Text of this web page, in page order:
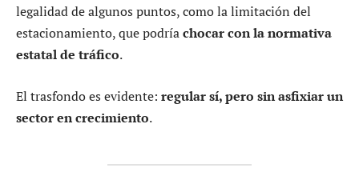
legalidad de algunos puntos, como la limitación del
estacionamiento, que podríachocar con la normativa
estatal de tráfico.
El trasfondo es evidente: regular sí, pero sin asfixiar un
sector en crecimiento.